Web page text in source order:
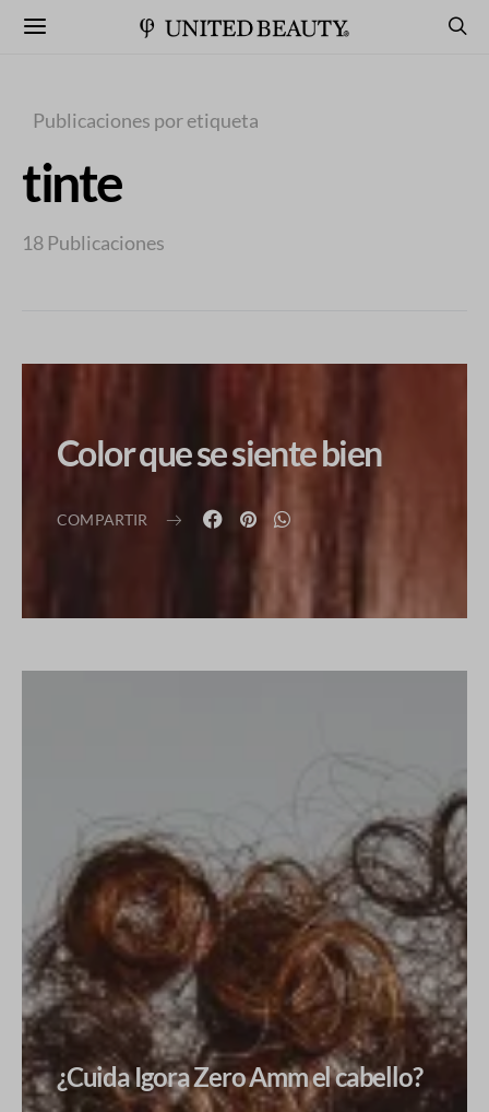
Publicaciones por etiqueta
tinte
18 Publicaciones
Color que se siente bien
COMPARTIR
¿Cuida Igora Zero Amm el cabello?